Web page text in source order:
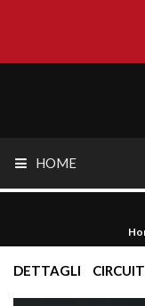
HOME
DETTAGLI